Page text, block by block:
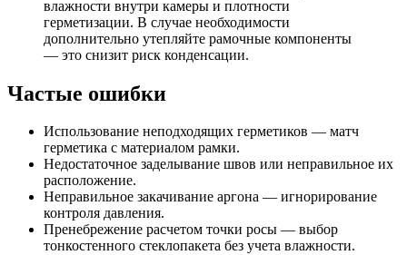
влажности внутри камеры и плотности
герметизации. В случае необходимости
дополнительно утепляйте рамочные компоненты
— это снизит риск конденсации.
Частые ошибки
Использование неподходящих герметиков — матч
герметика с материалом рамки.
Недостаточное заделывание швов или неправильное их
расположение.
Неправильное закачивание аргона — игнорирование
контроля давления.
Пренебрежение расчетом точки росы — выбор
тонкостенного стеклопакета без учета влажности.